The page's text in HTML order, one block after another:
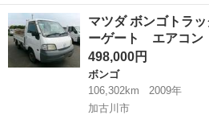
名： マツダ ■ 車種名： ボンゴフレ
ティランナー 純正エアロ 専用サイド
アスポイラー 純...
兵庫 神戸市 ボンゴ
マツダ ボンゴトラ
ーゲート エアコ
498,000円
ボンゴ
106,302km
2009年
加古川市